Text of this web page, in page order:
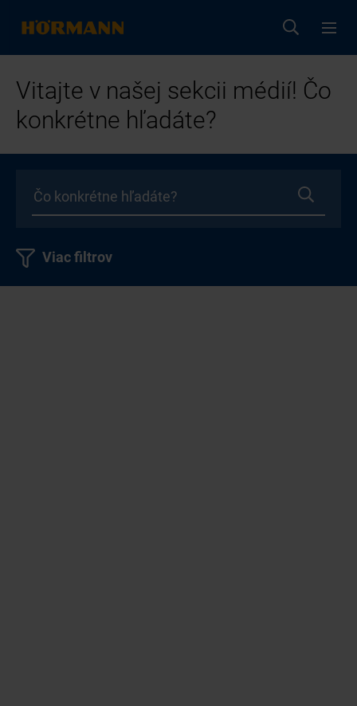
Vitajte v našej sekcii médií! Čo
konkrétne hľadáte?
Viac filtrov